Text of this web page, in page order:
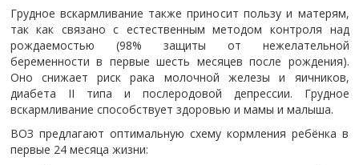
Грудное вскармливание также приносит пользу и матерям,
так как связано с естественным методом контроля над
рождаемостью (98% защиты от нежелательной
беременности в первые шесть месяцев после рождения).
Оно снижает риск рака молочной железы и яичников,
диабета II типа и послеродовой депрессии. Грудное
вскармливание способствует здоровью и мамы и малыша.
ВОЗ предлагают оптимальную схему кормления ребёнка в
первые 24 месяца жизни: